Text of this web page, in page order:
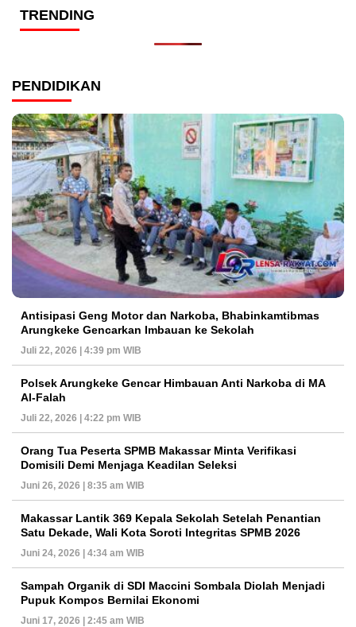
TRENDING
PENDIDIKAN
Antisipasi Geng Motor dan Narkoba, Bhabinkamtibmas
Arungkeke Gencarkan Imbauan ke Sekolah
Juli 22, 2026 | 4:39 pm WIB
Polsek Arungkeke Gencar Himbauan Anti Narkoba di MA
Al-Falah
Juli 22, 2026 | 4:22 pm WIB
Orang Tua Peserta SPMB Makassar Minta Verifikasi
Domisili Demi Menjaga Keadilan Seleksi
Juni 26, 2026 | 8:35 am WIB
Makassar Lantik 369 Kepala Sekolah Setelah Penantian
Satu Dekade, Wali Kota Soroti Integritas SPMB 2026
Juni 24, 2026 | 4:34 am WIB
Sampah Organik di SDI Maccini Sombala Diolah Menjadi
Pupuk Kompos Bernilai Ekonomi
Juni 17, 2026 | 2:45 am WIB